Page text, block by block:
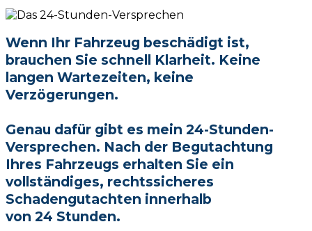
Wenn Ihr Fahrzeug beschädigt ist,
brauchen Sie schnell Klarheit. Keine
langen Wartezeiten, keine
Verzögerungen.
Genau dafür gibt es mein 24-Stunden-
Versprechen. Nach der Begutachtung
Ihres Fahrzeugs erhalten Sie ein
vollständiges, rechtssicheres
Schadengutachten innerhalb
von 24 Stunden.